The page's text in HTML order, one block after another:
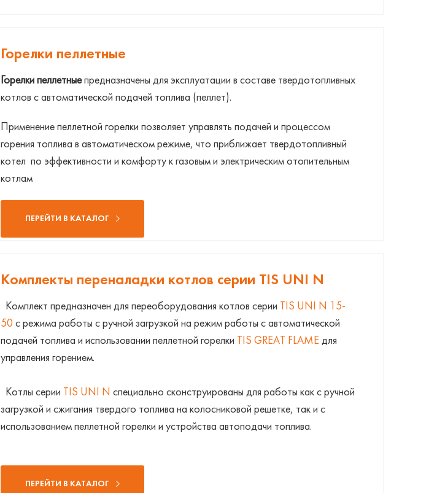
Горелки пеллетные
Горелки пеллетныепредназначены для эксплуатации в составе твердотопливных
котлов с автоматической подачей топлива (пеллет).
Применение пеллетной горелки позволяет управлять подачей и процессом
горения топлива в автоматическом режиме, что приближает твердотопливный
котел по эффективности и комфорту к газовым и электрическим отопительным
котлам
ПЕРЕЙТИ В КАТАЛОГ
Комплекты переналадки котлов серии TIS UNI N
Комплект предназначен для переоборудования котлов серии
TIS UNI N 15-
50 с режима работы с ручной загрузкой на режим работы с автоматической
подачей топлива и использовании пеллетной горелки
TIS GREAT FLAME для
управления горением.
Котлы серии TIS UNI N специально сконструированы для работы как с ручной
загрузкой и сжигания твердого топлива на колосниковой решетке, так и c
использованием пеллетной горелки и устройства автоподачи топлива.
ПЕРЕЙТИ В КАТАЛОГ